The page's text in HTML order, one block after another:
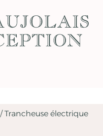
/Trancheuse électrique